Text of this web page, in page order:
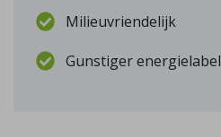
Milieuvriendelijk
Gunstiger energielabel